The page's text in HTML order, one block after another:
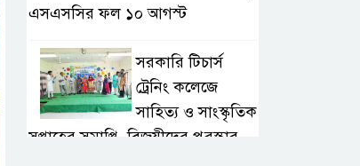
এসএসসির ফল ১০ আগস্ট
সরকারি টিচার্স
ট্রেনিং কলেজে
সাহিত্য ও সাংস্কৃতিক
সপ্তাহের সমাপ্তি, বিজয়ীদের পুরস্কার